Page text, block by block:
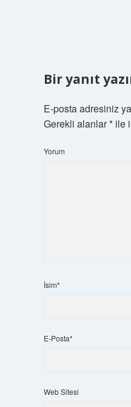
Bir yanıt
E-posta adresiniz
Gerekli alanlar*ile
Yorum
İsim*
E-Posta*
Web Sitesi